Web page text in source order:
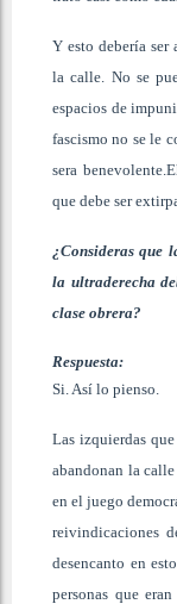
Y esto debería
la calle. No se
espacios de
fascismo no se le
sera
que debe ser
¿Consideras que
la ultraderecha
clase obrera?
Respuesta:
Si. Así lo pienso.
Las izquierdas
abandonan la
en el juego
reivindicaciones
desencanto en
personas que